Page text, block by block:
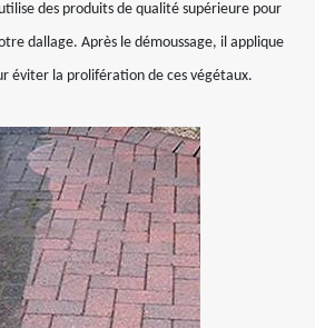
des produits de qualité supérieure pour
dallage. Après le démoussage, il applique
éviter la prolifération de ces végétaux.